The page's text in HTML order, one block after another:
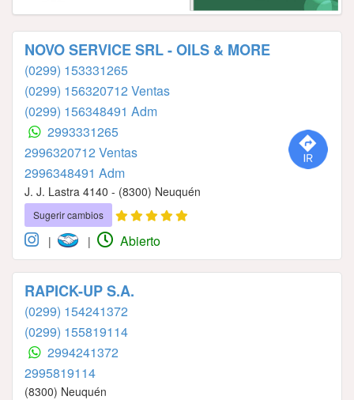
NOVO SERVICE SRL - OILS & MORE
(0299) 153331265
(0299) 156320712 Ventas
(0299) 156348491 Adm
2993331265
2996320712 Ventas
2996348491 Adm
J. J. Lastra 4140 - (8300) Neuquén
Sugerir cambios
| | Abierto
RAPICK-UP S.A.
(0299) 154241372
(0299) 155819114
2994241372
2995819114
(8300) Neuquén